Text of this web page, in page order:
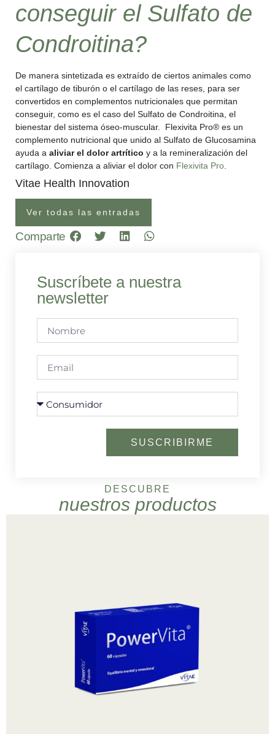
conseguir el Sulfato de
Condroitina?
De manera sintetizada es extraído de ciertos animales como
el cartílago de tiburón o el cartílago de las reses, para ser
convertidos en complementos nutricionales que permitan
conseguir, como es el caso del Sulfato de Condroitina, el
bienestar del sistema óseo-muscular. Flexivita Pro® es un
complemento nutricional que unido al Sulfato de Glucosamina
ayuda a aliviar el dolor artrítico y a la remineralización del
cartílago. Comienza a aliviar el dolor con Flexivita Pro
Vitae Health Innovation
Ver todas las entradas
Comparte
Suscríbete a nuestra
newsletter
SUSCRIBIRME
DESCUBRE
nuestros productos